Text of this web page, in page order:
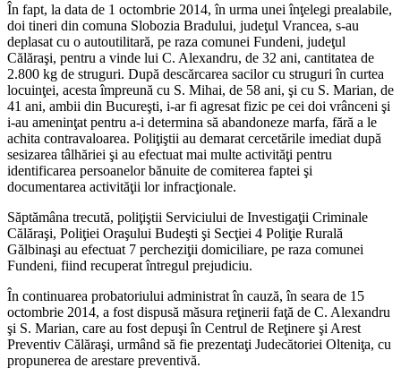
În fapt, la data de 1 octombrie 2014, în urma unei înţelegi prealabile,
doi tineri din comuna Slobozia Bradului, judeţul Vrancea, s-au
deplasat cu o autoutilitară, pe raza comunei Fundeni, judeţul
Călăraşi, pentru a vinde lui C. Alexandru, de 32 ani, cantitatea de
2.800 kg de struguri. După descărcarea sacilor cu struguri în curtea
locuinţei, acesta împreună cu S. Mihai, de 58 ani, şi cu S. Marian, de
41 ani, ambii din Bucureşti, i-ar fi agresat fizic pe cei doi vrânceni şi
i-au ameninţat pentru a-i determina să abandoneze marfa, fără a le
achita contravaloarea. Poliţiştii au demarat cercetările imediat după
sesizarea tâlhăriei şi au efectuat mai multe activităţi pentru
identificarea persoanelor bănuite de comiterea faptei şi
documentarea activităţii lor infracţionale.
Săptămâna trecută, poliţiştii Serviciului de Investigaţii Criminale
Călăraşi, Poliţiei Oraşului Budeşti şi Secţiei 4 Poliţie Rurală
Gălbinaşi au efectuat 7 percheziţii domiciliare, pe raza comunei
Fundeni, fiind recuperat întregul prejudiciu.
În continuarea probatoriului administrat în cauză, în seara de 15
octombrie 2014, a fost dispusă măsura reţinerii faţă de C. Alexandru
şi S. Marian, care au fost depuşi în Centrul de Reţinere şi Arest
Preventiv Călăraşi, urmând să fie prezentaţi Judecătoriei Olteniţa, cu
propunerea de arestare preventivă.